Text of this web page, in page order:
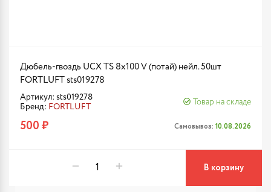
Дюбель-гвоздь UCX TS 8х100 V (потай) нейл. 50шт
FORTLUFT sts019278
Артикул: sts019278
Бренд: FORTLUFT
Товар на складе
500 ₽ Самовывоз: 10.08.2026
В корзину